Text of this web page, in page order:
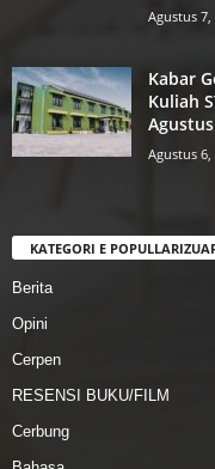
Agustus 7,
Kabar
Kuliah
Agustus 6,
KATEGORI E
Berita
Opini
Cerpen
RESENSI BUKU/FILM
Cerbung